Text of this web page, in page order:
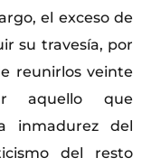
el exceso de
su travesía, por
reunirlos veinte
aquello que
inmadurez del
del resto